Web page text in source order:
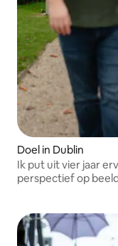
Doel in Dublin
Ik put uit vier jaar
perspectief op